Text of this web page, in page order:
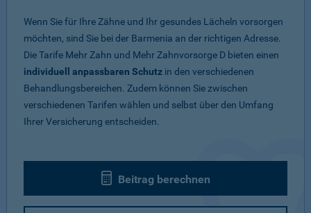
Wenn Sie für Ihre Zähne und Ihr gesundes Lächeln vorsorgen
möchten, sind Sie bei der Barmenia an der richtigen Adresse.
Die Tarife Mehr Zahn und Mehr Zahnvorsorge D bieten einen
individuell anpassbaren Schutz in den verschiedenen
Behandlungsbereichen. Zudem können Sie zwischen
verschiedenen Tarifen wählen und selbst über den Umfang
Ihrer Versicherung entscheiden.
Beitrag berechnen